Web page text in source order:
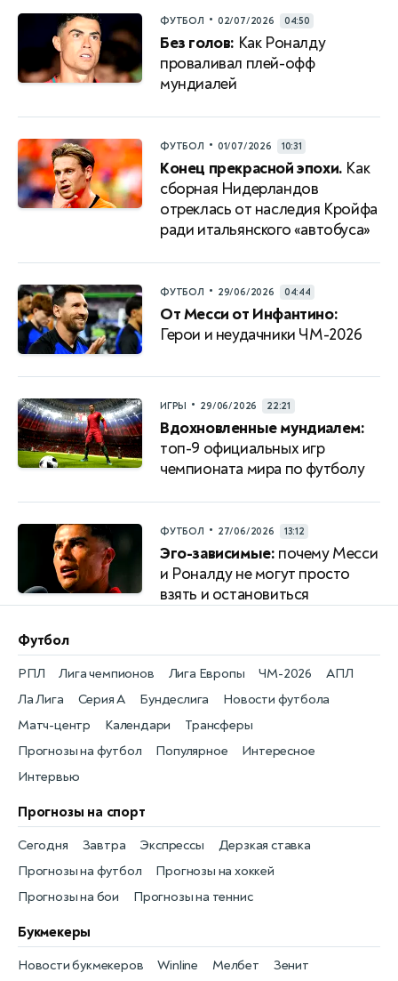
ФУТБОЛ • 02/07/2026 04:50
Без голов: Как Роналду
проваливал плей-офф
мундиалей
ФУТБОЛ • 01/07/2026 10:31
Конец прекрасной эпохи. Как
сборная Нидерландов
отреклась от наследия Кройфа
ради итальянского «автобуса»
ФУТБОЛ • 29/06/2026 04:44
От Месси от Инфантино:
Герои и неудачники ЧМ-2026
ИГРЫ • 29/06/2026 22:21
Вдохновленные мундиалем:
топ-9 официальных игр
чемпионата мира по футболу
ФУТБОЛ • 27/06/2026 13:12
Эго-зависимые: почему Месси
и Роналду не могут просто
взять и остановиться
Футбол
Новости футбола
РПЛ
Матч-центр
Лига чемпионов
Календари
Лига Европы
Трансферы
ЧМ-2026
Прогнозы на футбол
АПЛ
Популярное
Ла Лига
Интересное
Серия А
Интервью
Бундеслига
Прогнозы на спорт
Прогнозы на футбол
Сегодня
Прогнозы на хоккей
Завтра
Прогнозы на бои
Экспрессы
Прогнозы на теннис
Дерзкая ставка
Букмекеры
Новости букмекеров
Winline
Мелбет
Зенит